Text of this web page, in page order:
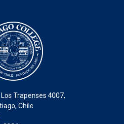
Trapenses 4007,
Chile